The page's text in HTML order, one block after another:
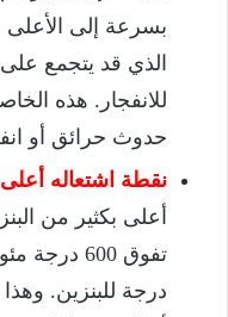
بسرعة إلى الأعلى
الذي قد يتجمع
للانفجار. هذه
حدوث حرائق أو
نقطة اشتعاله أعلى
أعلى بكثير من
درجة للبنزين. وهذا